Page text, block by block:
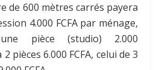
de 600 mètres carrés payera
4.000 FCFA par ménage,
pièce (studio) 2.000
pièces 6.000 FCFA, celui de 3